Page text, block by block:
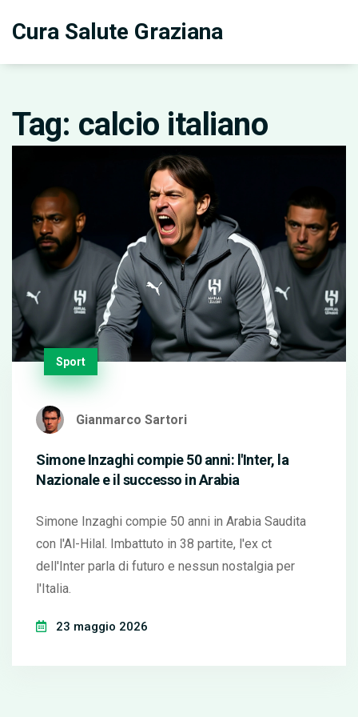
Cura Salute Graziana
Tag: calcio italiano
Sport
Gianmarco Sartori
Simone Inzaghi compie 50 anni: l'Inter, la
Nazionale e il successo in Arabia
Simone Inzaghi compie 50 anni in Arabia Saudita
con l'Al-Hilal. Imbattuto in 38 partite, l'ex ct
dell'Inter parla di futuro e nessun nostalgia per
l'Italia.
23 maggio 2026